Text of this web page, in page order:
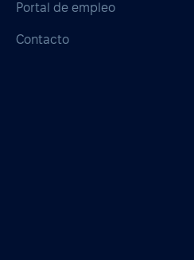
Portal de empleo
Contacto